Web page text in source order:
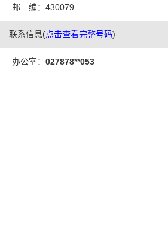
邮 编：430079
联系信息(点击查看完整号码)
办公室： 027878**053